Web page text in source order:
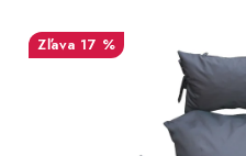
JEDÁLENSKÉ STOLY
JEDÁLENSKÉ STOLIČKY
17 %